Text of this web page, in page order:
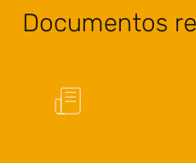
Documentos